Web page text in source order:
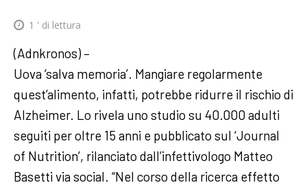
1 ' di lettura
(Adnkronos) –
Uova ‘salva memoria’. Mangiare regolarmente
quest’alimento, infatti, potrebbe ridurre il rischio di
Alzheimer. Lo rivela uno studio su 40.000 adulti
seguiti per oltre 15 anni e pubblicato sul ‘Journal
of Nutrition’, rilanciato dall’infettivologo Matteo
Basetti via social. “Nel corso della ricerca effetto